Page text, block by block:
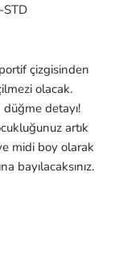
çizgisinden
olacak.
detayı!
artık
midi boy olarak
bayılacaksınız.